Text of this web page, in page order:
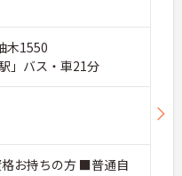
木1550
」バス・車21分
お持ちの方 ■普通自